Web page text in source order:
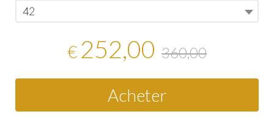
42
€ 252,00 360,00
Acheter